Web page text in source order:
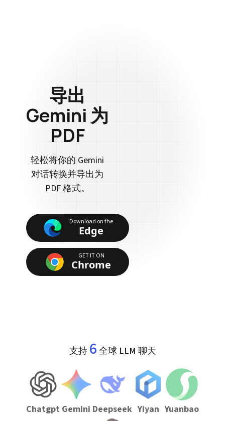
导出
Gemini 为
PDF
轻松将你的 Gemini
对话转换并导出为
PDF 格式。
Download on the
Edge
GET IT ON
Chrome
支持 6 全球 LLM 聊天
Chatgpt Gemini Deepseek Yiyan Yuanbao